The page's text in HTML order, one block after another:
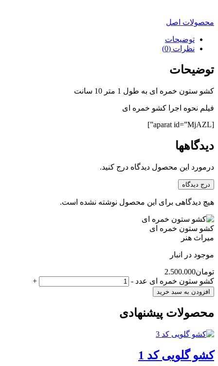
محصولات اصل
توضیحات
نظرات (0)
توضیحات
کشو ستون خمره ای به طول 1 متر 10 سانت
فیلم نحوه اجرا کشو خمره ای
[aparat id=”MjAZL”]
دیدگاهها
درمورد این محصول دیدگاه درج کنید.
درج دیدگاه
هیچ دیدگاهی برای این محصول نوشته نشده است.
کشو ستون خمره ای
میراث هنر
موجود در انبار
تومان2.500.000
کشو ستون خمره ای عدد -
+
افزودن به سبد خرید
محصولات پیشنهادی
کشو گلویی کد 1